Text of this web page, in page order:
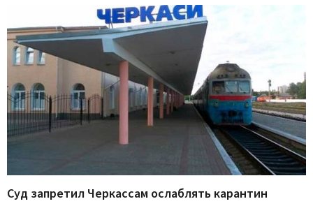
Суд запретил Черкассам ослаблять карантин